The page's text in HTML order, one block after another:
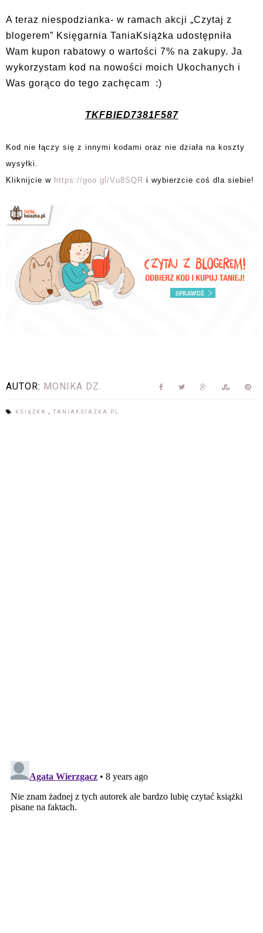
A teraz niespodzianka- w ramach akcji „Czytaj z
blogerem” Księgarnia TaniaKsiążka udostępniła
Wam kupon rabatowy o wartości 7% na zakupy. Ja
wykorzystam kod na nowości moich Ukochanych i
Was gorąco do tego zachęcam :)
TKFBIED7381F587
Kod nie łączy się z innymi kodami oraz nie działa na koszty
wysyłki.
Kliknijcie w https://goo.gl/Vu8SQR i wybierzcie coś dla siebie!
AUTOR: MONIKA DZ.
KSIĄŻKA TANIAKSIAZKA.PL